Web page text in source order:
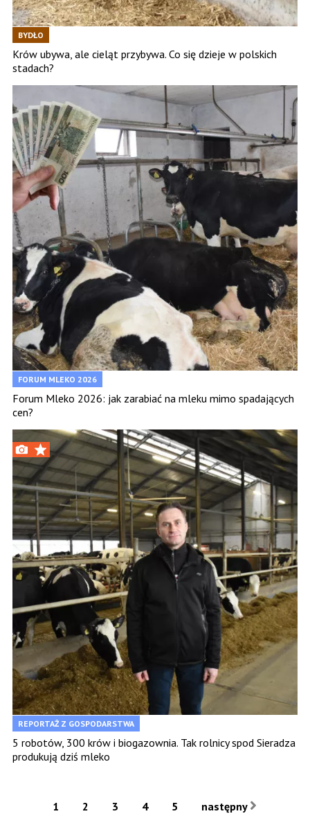
BYDŁO
Krów ubywa, ale cieląt przybywa. Co się dzieje w polskich
stadach?
FORUM MLEKO 2026
Forum Mleko 2026: jak zarabiać na mleku mimo spadających
cen?
REPORTAŻ Z GOSPODARSTWA
5 robotów, 300 krów i biogazownia. Tak rolnicy spod Sieradza
produkują dziś mleko
1 2 3 4 5
następny